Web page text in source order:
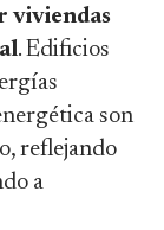
viviendas
. Edificios
son
reflejando
a